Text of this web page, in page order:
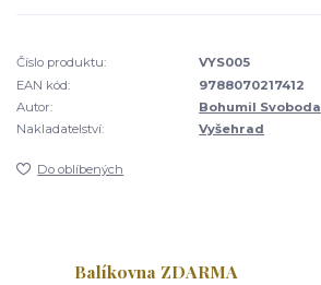
Číslo produktu:
VYS005
EAN kód:
9788070217412
Autor:
Bohumil Svoboda
Nakladatelství:
Vyšehrad
Do oblíbených
Balíkovna ZDARMA